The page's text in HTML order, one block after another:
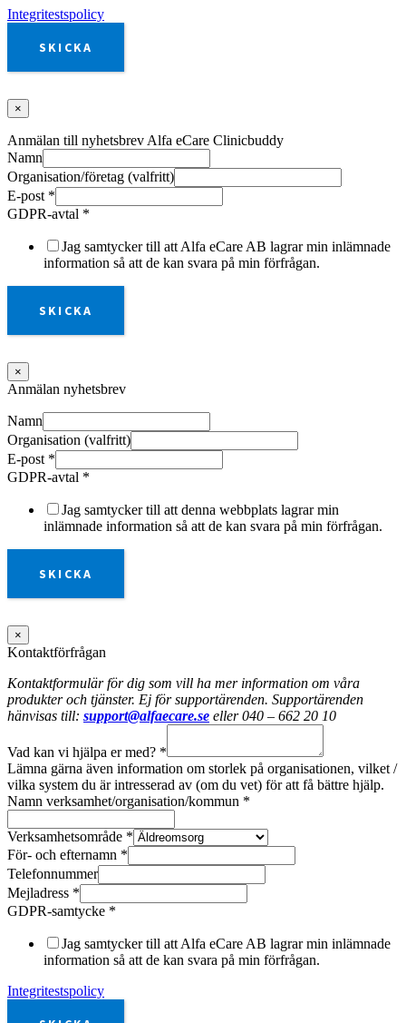
Integritestspolicy
SKICKA
×
Anmälan till nyhetsbrev Alfa eCare Clinicbuddy
Namn
Organisation/företag (valfritt)
E-post *
GDPR-avtal *
Jag samtycker till att Alfa eCare AB lagrar min inlämnade
information så att de kan svara på min förfrågan.
SKICKA
×
Anmälan nyhetsbrev
Namn
Organisation (valfritt)
E-post *
GDPR-avtal *
Jag samtycker till att denna webbplats lagrar min
inlämnade information så att de kan svara på min förfrågan.
SKICKA
×
Kontaktförfrågan
Kontaktformulär för dig som vill ha mer information om våra
produkter och tjänster. Ej för supportärenden. Supportärenden
hänvisas till: support@alfaecare.se eller 040 – 662 20 10
Vad kan vi hjälpa er med? *
Lämna gärna även information om storlek på organisationen, vilket /
vilka system du är intresserad av (om du vet) för att få bättre hjälp.
Namn verksamhet/organisation/kommun *
Verksamhetsområde *
För- och efternamn *
Telefonnummer
Mejladress *
GDPR-samtycke *
Jag samtycker till att Alfa eCare AB lagrar min inlämnade
information så att de kan svara på min förfrågan.
Integritestspolicy